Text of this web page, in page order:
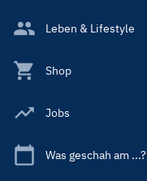
Leben & Lifestyle
Shop
Jobs
Was geschah am ...?